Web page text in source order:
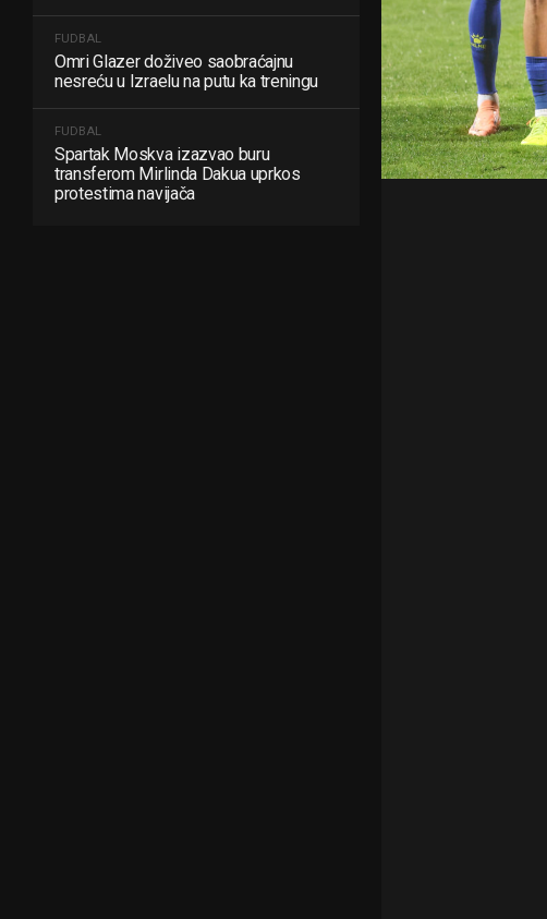
FUDBAL
Omri Glazer doživeo saobraćajnu
nesreću u Izraelu na putu ka treningu
FUDBAL
Spartak Moskva izazvao buru
transferom Mirlinda Dakua uprkos
protestima navijača